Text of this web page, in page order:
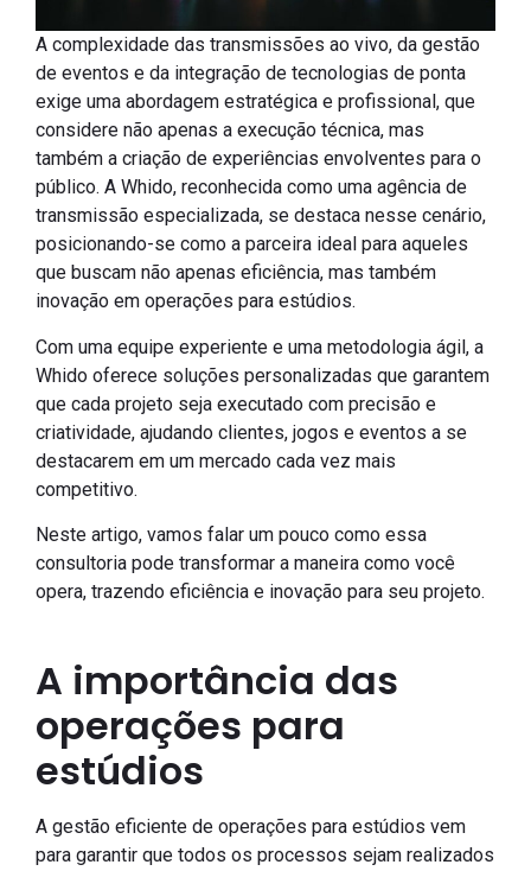
A complexidade das transmissões ao vivo, da gestão
de eventos e da integração de tecnologias de ponta
exige uma abordagem estratégica e profissional, que
considere não apenas a execução técnica, mas
também a criação de experiências envolventes para o
público. A Whido, reconhecida como uma agência de
transmissão especializada, se destaca nesse cenário,
posicionando-se como a parceira ideal para aqueles
que buscam não apenas eficiência, mas também
inovação em operações para estúdios.
Com uma equipe experiente e uma metodologia ágil, a
Whido oferece soluções personalizadas que garantem
que cada projeto seja executado com precisão e
criatividade, ajudando clientes, jogos e eventos a se
destacarem em um mercado cada vez mais
competitivo.
Neste artigo, vamos falar um pouco como essa
consultoria pode transformar a maneira como você
opera, trazendo eficiência e inovação para seu projeto.
A importância das
operações para
estúdios
A gestão eficiente de operações para estúdios vem
para garantir que todos os processos sejam realizados